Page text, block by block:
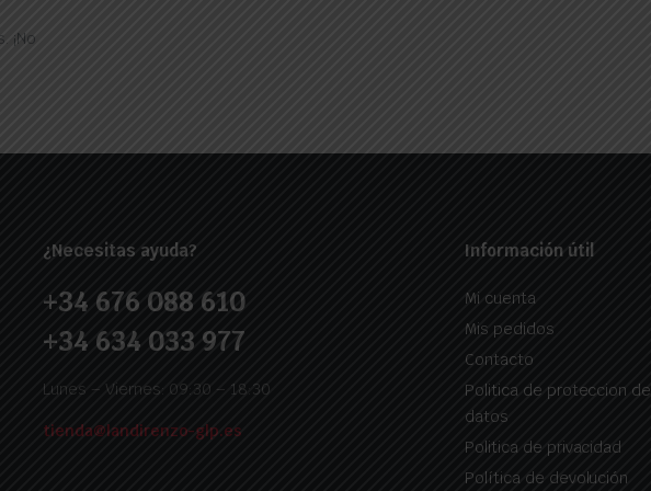
¡No
¿Necesitas ayuda?
+34 676 088 610
+34 634 033 977
Lunes – Viernes: 09:30 – 18:30
tienda@landirenzo-glp.es
Información útil
Mi cuenta
Mis pedidos
Contacto
Politica de proteccion de
datos
Politica de privacidad
Política de devolución